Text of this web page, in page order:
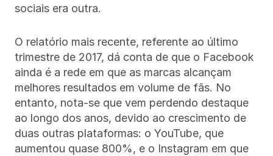
sociais era outra.
O relatório mais recente, referente ao último
trimestre de 2017, dá conta de que o Facebook
ainda é a rede em que as marcas alcançam
melhores resultados em volume de fãs. No
entanto, nota-se que vem perdendo destaque
ao longo dos anos, devido ao crescimento de
duas outras plataformas: o YouTube, que
aumentou quase 800%, e o Instagram em que